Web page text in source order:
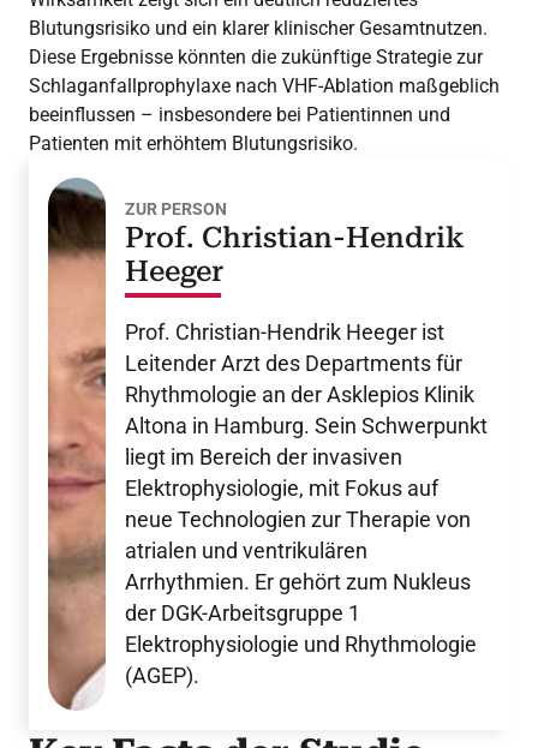
Blutungsrisiko und ein klarer klinischer Gesamtnutzen.
Diese Ergebnisse könnten die zukünftige Strategie zur
Schlaganfallprophylaxe nach VHF-Ablation maßgeblich
beeinflussen – insbesondere bei Patientinnen und
Patienten mit erhöhtem Blutungsrisiko.
ZUR PERSON
Prof. Christian-Hendrik
Heeger
Prof. Christian-Hendrik Heeger ist
Leitender Arzt des Departments für
Rhythmologie an der Asklepios Klinik
Altona in Hamburg. Sein Schwerpunkt
liegt im Bereich der invasiven
Elektrophysiologie, mit Fokus auf
neue Technologien zur Therapie von
atrialen und ventrikulären
Arrhythmien. Er gehört zum Nukleus
der DGK-Arbeitsgruppe 1
Elektrophysiologie und Rhythmologie
(AGEP).